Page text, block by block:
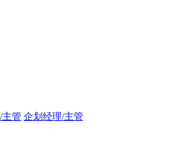
主管 企划经理/主管